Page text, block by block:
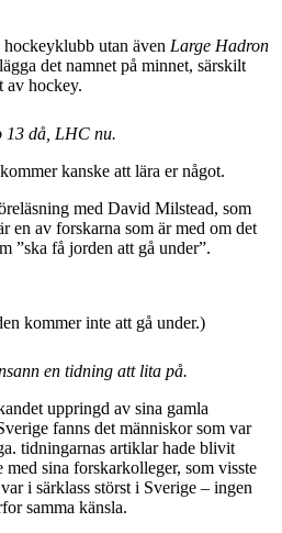
utan även Large Hadron
det namnet på minnet, särskilt
av hockey.
13 då, LHC nu.
kanske att lära er något.
med David Milstead, som
en av forskarna som är med om det
”ska få jorden att gå under”.
kommer inte att gå under.)
en tidning att lita på.
uppringd av sina gamla
fanns det människor som var
tidningarnas artiklar hade blivit
sina forskarkolleger, som visste
i särklass störst i Sverige – ingen
samma känsla.